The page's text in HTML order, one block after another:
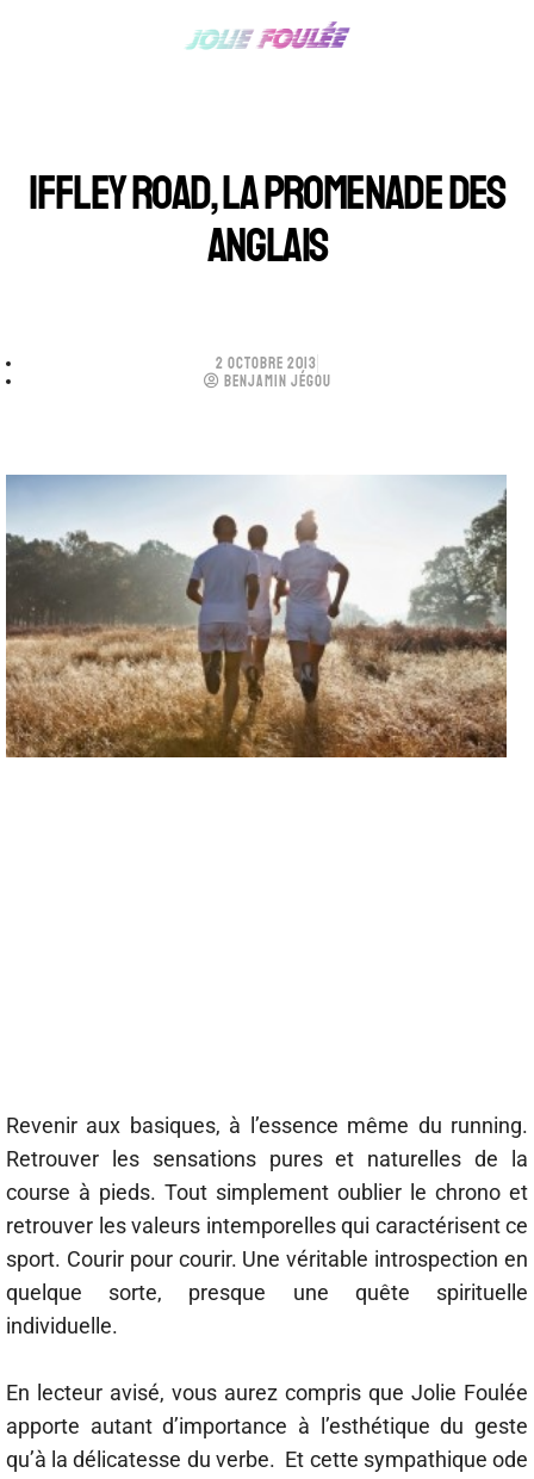
IFFLEY ROAD, LA PROMENADE DES
ANGLAIS
2 OCTOBRE 2013
BENJAMIN JÉGOU
Revenir aux basiques, à l’essence même du running.
Retrouver les sensations pures et naturelles de la
course à pieds. Tout simplement oublier le chrono et
retrouver les valeurs intemporelles qui caractérisent ce
sport. Courir pour courir. Une véritable introspection en
quelque sorte, presque une quête spirituelle
individuelle.
En lecteur avisé, vous aurez compris que Jolie Foulée
apporte autant d’importance à l’esthétique du geste
qu’à la délicatesse du verbe. Et cette sympathique ode